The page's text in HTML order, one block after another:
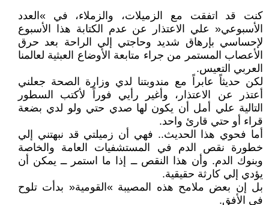
كنت قد اتفقت مع الزميلات، والزملاء، في »العدد
الأسبوعي« علي الاعتذار عن عدم الكتابة هذا الأسبوع
لإحساسي بإرهاق شديد وحاجتي إلي الراحة بعد حرق
الأعصاب المستمر من جراء متابعة الأوضاع العبثية لعالمنا
العربي التعيس.
لكن حديثاً عابراً مع مندوبتنا لدي وزارة الصحة جعلني
أعتذر عن الاعتذار، وأغير رأيي فوراً لأكتب السطور
التالية علي أمل أن يكون لها صدي حتي ولو لدي بضعة
قراء أو حتي قارئ واحد.
أما فحوي هذا الحديث.. فهي أن زميلتي قد نبهتني إلي
خطورة نقص الدم في المستشفيات العامة والخاصة
وبنوك الدم. وأن هذا النقص ــ إذا ما استمر ــ يمكن أن
يؤدي إلي كارثة حقيقية.
بل إن بعض ملامح هذه المصيبة »القومية« بدأت تلوح
في الأفق.